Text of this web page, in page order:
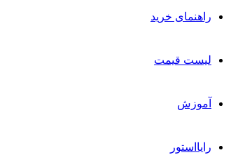
راهنمای خرید
لیست قیمت
آموزش
رایااستور